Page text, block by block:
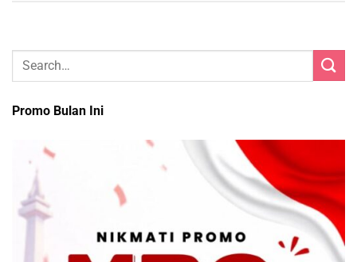
Promo Bulan Ini